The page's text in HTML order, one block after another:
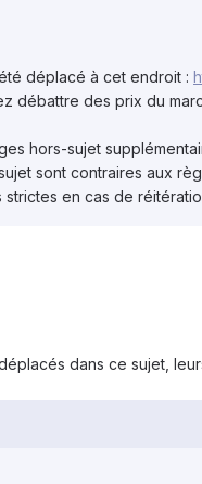
déplacé à cet endroit :
débattre des prix du
hors-sujet
sont contraires aux
strictes en cas de
dans ce sujet,